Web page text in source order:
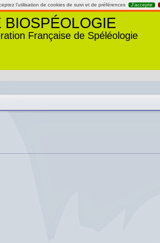
l’utilisation de cookies de suivi et de préférences J’accepte
BIOSPÉOLOGIE
Française de Spéléologie